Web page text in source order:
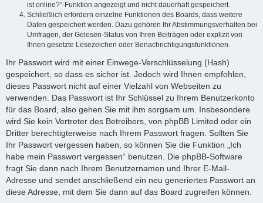
ist online?“-Funktion angezeigt und nicht dauerhaft gespeichert.
Schließlich erfordern einzelne Funktionen des Boards, dass weitere
Daten gespeichert werden. Dazu gehören Ihr Abstimmungsverhalten bei
Umfragen, der Gelesen-Status von Ihren Beiträgen oder explizit von
Ihnen gesetzte Lesezeichen oder Benachrichtigungsfunktionen.
Ihr Passwort wird mit einer Einwege-Verschlüsselung (Hash)
gespeichert, so dass es sicher ist. Jedoch wird Ihnen empfohlen,
dieses Passwort nicht auf einer Vielzahl von Webseiten zu
verwenden. Das Passwort ist Ihr Schlüssel zu Ihrem Benutzerkonto
für das Board, also gehen Sie mit ihm sorgsam um. Insbesondere
wird Sie kein Vertreter des Betreibers, von phpBB Limited oder ein
Dritter berechtigterweise nach Ihrem Passwort fragen. Sollten Sie
Ihr Passwort vergessen haben, so können Sie die Funktion „Ich
habe mein Passwort vergessen“ benutzen. Die phpBB-Software
fragt Sie dann nach Ihrem Benutzernamen und Ihrer E-Mail-
Adresse und sendet anschließend ein neu generiertes Passwort an
diese Adresse, mit dem Sie dann auf das Board zugreifen können.